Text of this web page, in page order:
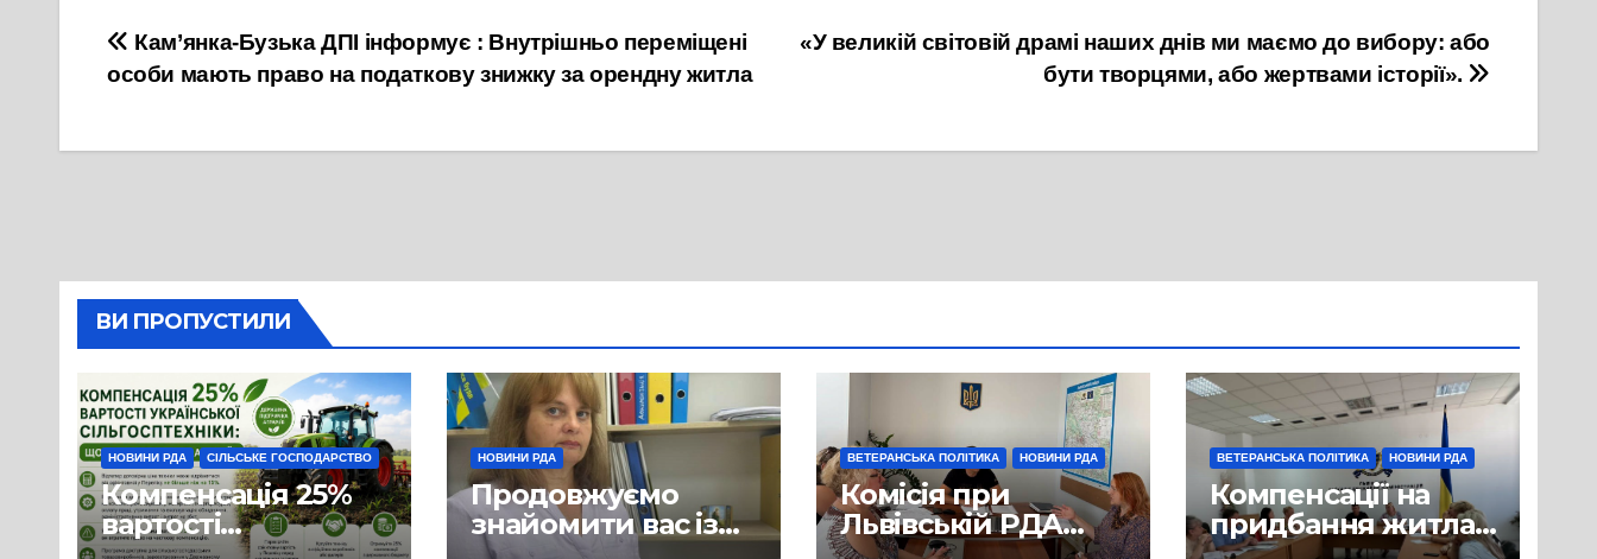
Навігація
«У великій світовій драмі наших днів ми маємо до вибору: або
бути творцями, або жертвами історії».
Кам’янка-Бузька ДПІ інформує : Внутрішньо переміщені
особи мають право на податкову знижку за орендну житла
ВИ ПРОПУСТИЛИ
НОВИНИ РДА СІЛЬСЬКЕ ГОСПОДАРСТВО
Компенсація 25%
вартості
НОВИНИ РДА
Продовжуємо
знайомити вас із
ВЕТЕРАНСЬКА ПОЛІТИКА НОВИНИ РДА
Комісія при
Львівській РДА
ВЕТЕРАНСЬКА ПОЛІТИКА НОВИНИ РДА
Компенсації на
придбання житла